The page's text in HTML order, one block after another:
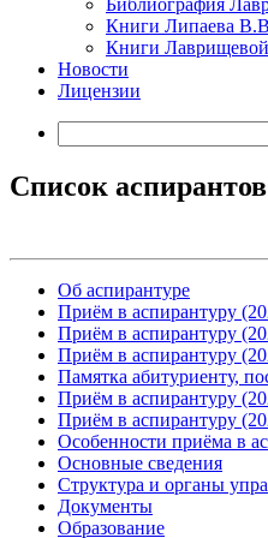
Библиография
Книги Липаева
Книги
Новости
Лицензии
Список
Об аспирантуре
Приём в аспирантуру
Приём в аспирантуру
Приём в аспирантуру
Памятка абитуриенту,
Приём в аспирантуру
Приём в аспирантуру
Особенности приёма в
Основные сведения
Структура и органы
Документы
Образование